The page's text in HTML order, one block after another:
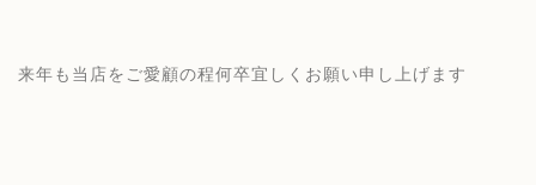
来年も当店をご愛顧の程何卒宜しくお願い申し上げます